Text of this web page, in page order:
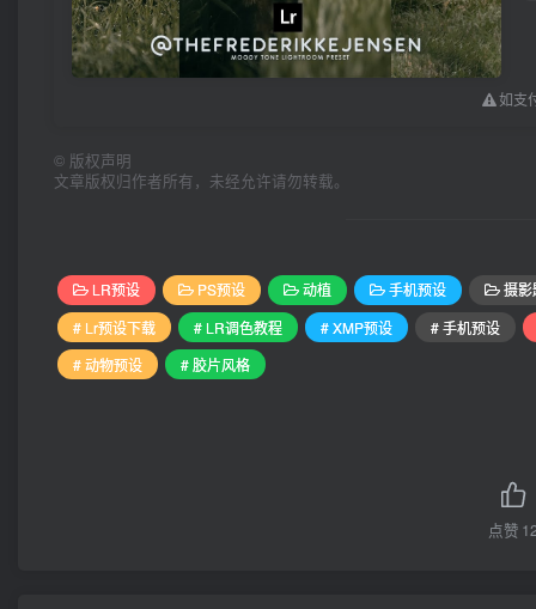
如支
© 版权声明
文章版权归作者所有，未经允许请勿转载。
LR预设 PS预设 动植 手机预设
摄影
# Lr预设下载
# LR调色教程 # XMP预设
# 手机预设
# 动物预设
# 胶片风格
点赞